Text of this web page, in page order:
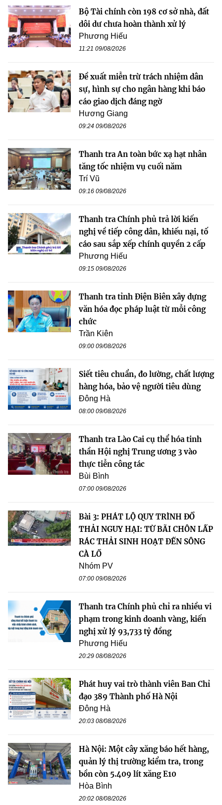
Bộ Tài chính còn 198 cơ sở nhà, đất
dôi dư chưa hoàn thành xử lý
Phương Hiếu
11:21 09/08/2026
Đề xuất miễn trừ trách nhiệm dân
sự, hình sự cho ngân hàng khi báo
cáo giao dịch đáng ngờ
Hương Giang
09:24 09/08/2026
Thanh tra An toàn bức xạ hạt nhân
tăng tốc nhiệm vụ cuối năm
Trí Vũ
09:16 09/08/2026
Thanh tra Chính phủ trả lời kiến
nghị về tiếp công dân, khiếu nại, tố
cáo sau sắp xếp chính quyền 2 cấp
Phương Hiếu
09:15 09/08/2026
Thanh tra tỉnh Điện Biên xây dựng
văn hóa đọc pháp luật từ mỗi công
chức
Trần Kiên
09:00 09/08/2026
Siết tiêu chuẩn, đo lường, chất lượng
hàng hóa, bảo vệ người tiêu dùng
Đông Hà
08:00 09/08/2026
Thanh tra Lào Cai cụ thể hóa tinh
thần Hội nghị Trung ương 3 vào
thực tiễn công tác
Bùi Bình
07:00 09/08/2026
Bài 3: PHÁT LỘ QUY TRÌNH ĐỔ
THẢI NGUY HẠI: TỪ BÃI CHÔN LẤP
RÁC THẢI SINH HOẠT ĐẾN SÔNG
CÀ LỒ
Nhóm PV
07:00 09/08/2026
Thanh tra Chính phủ chỉ ra nhiều vi
phạm trong kinh doanh vàng, kiến
nghị xử lý 93,733 tỷ đồng
Phương Hiếu
20:29 08/08/2026
Phát huy vai trò thành viên Ban Chỉ
đạo 389 Thành phố Hà Nội
Đông Hà
20:03 08/08/2026
Hà Nội: Một cây xăng báo hết hàng,
quản lý thị trường kiểm tra, trong
bồn còn 5.409 lít xăng E10
Hòa Bình
20:02 08/08/2026